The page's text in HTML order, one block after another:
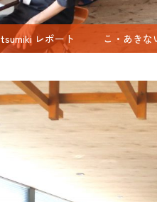
tsumiki レポート こ・あきな